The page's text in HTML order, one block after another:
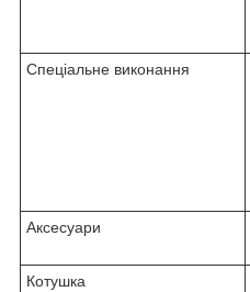
Спеціальне виконання
Аксесуари
Котушка